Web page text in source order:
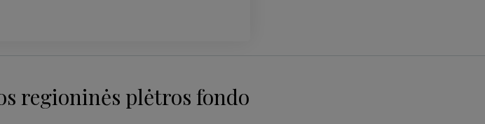
regioninės plėtros fondo